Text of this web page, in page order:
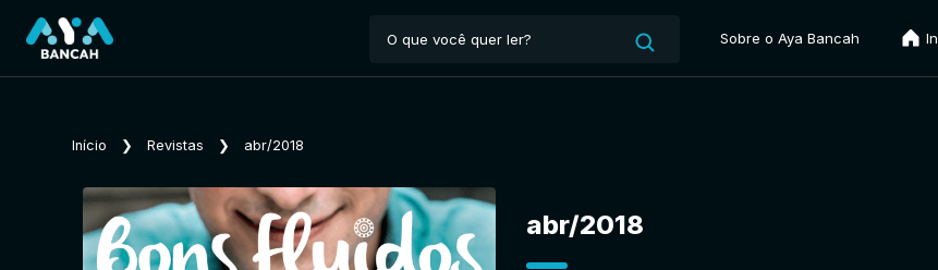
Sobre o Aya Bancah
Início ❯ Revistas ❯ abr/2018
abr/2018